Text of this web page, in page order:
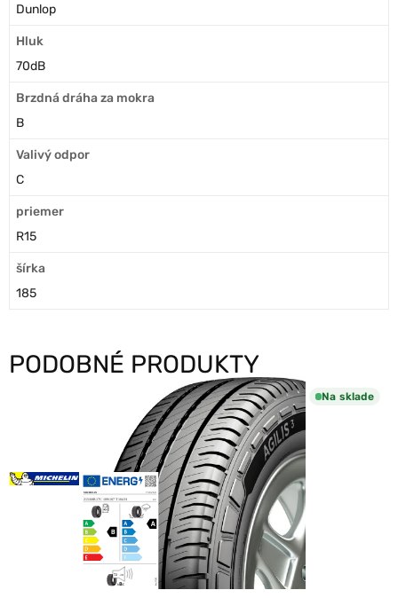
Dunlop
Hluk
70dB
Brzdná dráha za mokra
B
Valivý odpor
C
priemer
R15
šírka
185
PODOBNÉ PRODUKTY
Na sklade